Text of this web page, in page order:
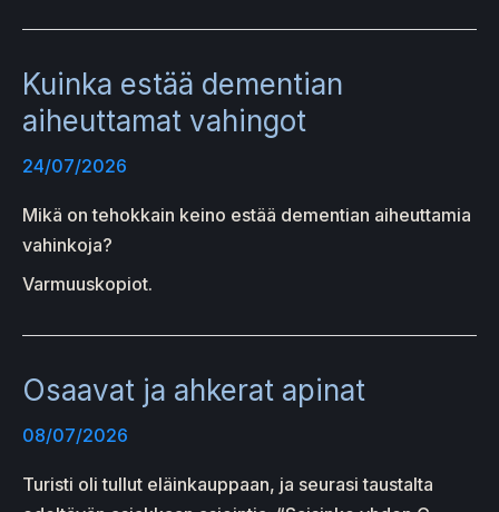
Kuinka estää dementian
aiheuttamat vahingot
24/07/2026
Mikä on tehokkain keino estää dementian aiheuttamia
vahinkoja?
Varmuuskopiot.
Osaavat ja ahkerat apinat
08/07/2026
Turisti oli tullut eläinkauppaan, ja seurasi taustalta